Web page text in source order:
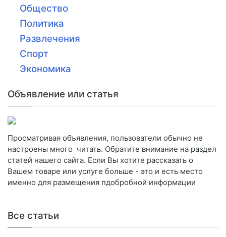
Общество
Политика
Развлечения
Спорт
Экономика
Объявление или статья
Просматривая объявления, пользователи обычно не
настроены много читать. Обратите внимание на раздел
статей нашего сайта. Если Вы хотите рассказать о
Вашем товаре или услуге больше - это и есть место
именно для размещения пдобробной информации
Все статьи